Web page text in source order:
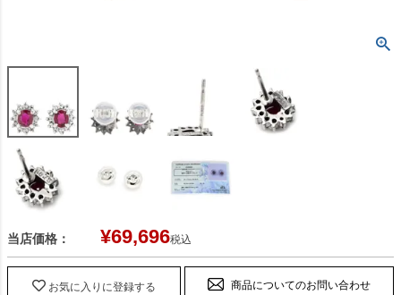
当店価格： ¥69,696税込
お気に入りに登録する 商品についてのお問い合わせ